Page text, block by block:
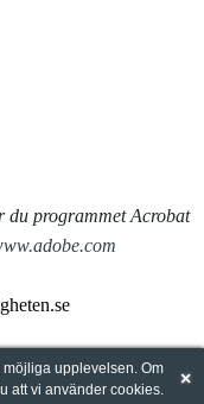
du programmet Acrobat
upplevelsen. Om
att vi använder cookies.
×